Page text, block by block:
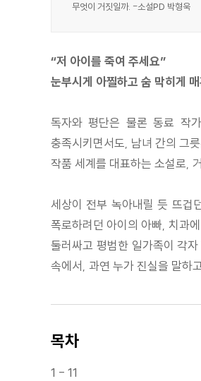
무엇이 거짓일까. -소설PD 박형욱
“저 아이를 죽여 주세요”
눈부시게 아찔하고 숨 막히게
독자와 평단은 물론 동료 작
충족시키면서도, 남녀 간의 그
작품 세계를 대표하는 소설로,
세상이 전부 녹아내릴 듯 뜨겁
폭로하려던 아이의 아빠, 치과
둘러싸고 평범한 일가족이 각
속에서, 과연 누가 진실을 말하
목차
1 - 11